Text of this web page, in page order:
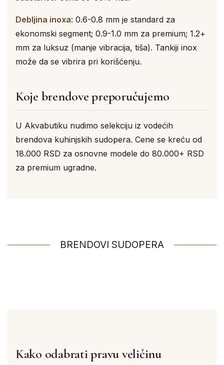
Debljina inoxa: 0.6-0.8 mm je standard za
ekonomski segment; 0.9-1.0 mm za premium; 1.2+
mm za luksuz (manje vibracija, tiša). Tankiji inox
može da se vibrira pri korišćenju.
Koje brendove preporučujemo
U Akvabutiku nudimo selekciju iz vodećih
brendova kuhinjskih sudopera. Cene se kreću od
18.000 RSD za osnovne modele do 80.000+ RSD
za premium ugradne.
BRENDOVI SUDOPERA
Kako odabrati pravu veličinu